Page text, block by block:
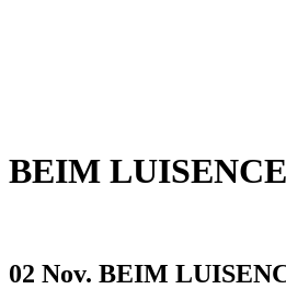
BEIM
02 Nov. BEIM